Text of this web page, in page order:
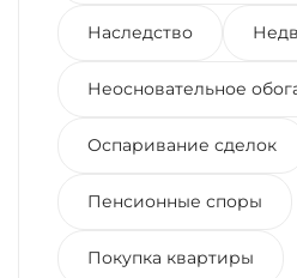
Наследство
Неосновательное
Оспаривание сделок
Пенсионные споры
Покупка квартиры